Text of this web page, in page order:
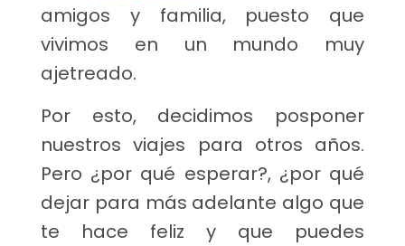
amigos y familia, puesto que
vivimos en un mundo muy
ajetreado.
Por esto, decidimos posponer
nuestros viajes para otros años.
Pero ¿por qué esperar?, ¿por qué
dejar para más adelante algo que
te hace feliz y que puedes